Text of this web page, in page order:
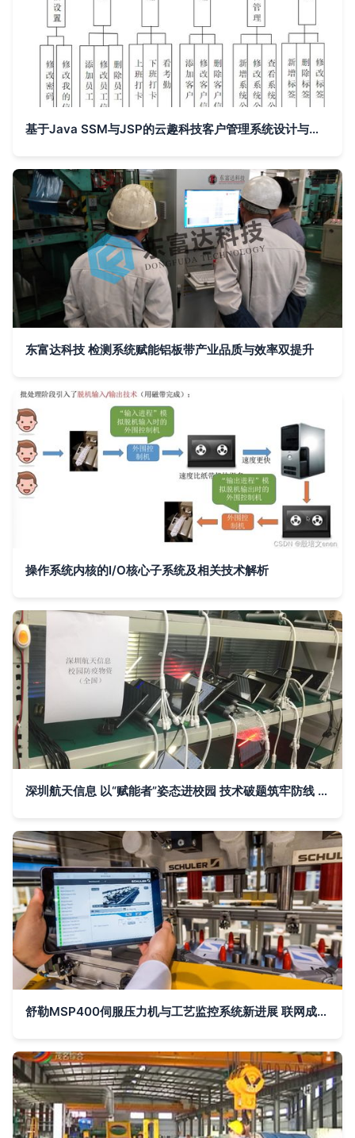
基于Java SSM与JSP的云趣科技客户管理系统设计与实现
东富达科技 检测系统赋能铝板带产业品质与效率双提升
操作系统内核的I/O核心子系统及相关技术解析
深圳航天信息 以“赋能者”姿态进校园 技术破题筑牢防线 重塑学校场景科技温度与精准感知
舒勒MSP400伺服压力机与工艺监控系统新进展 联网成形技术优势凸显